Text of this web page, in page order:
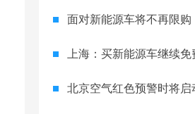
面对新能源车将不再限购，兴奋之余却
上海：买新能源车继续免
北京空气红色预警时将启动单双